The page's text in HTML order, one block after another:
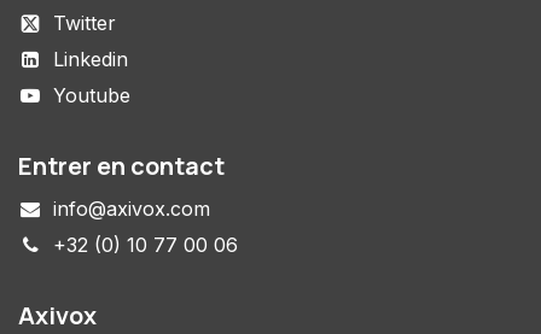
Twitter
Linkedin
Youtube
Entrer en contact
info@axivox.com
+32 (0) 10 77 00 06
Axivox